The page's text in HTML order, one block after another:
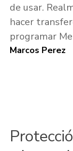
de usar.
hacer
programar
Marcos Perez